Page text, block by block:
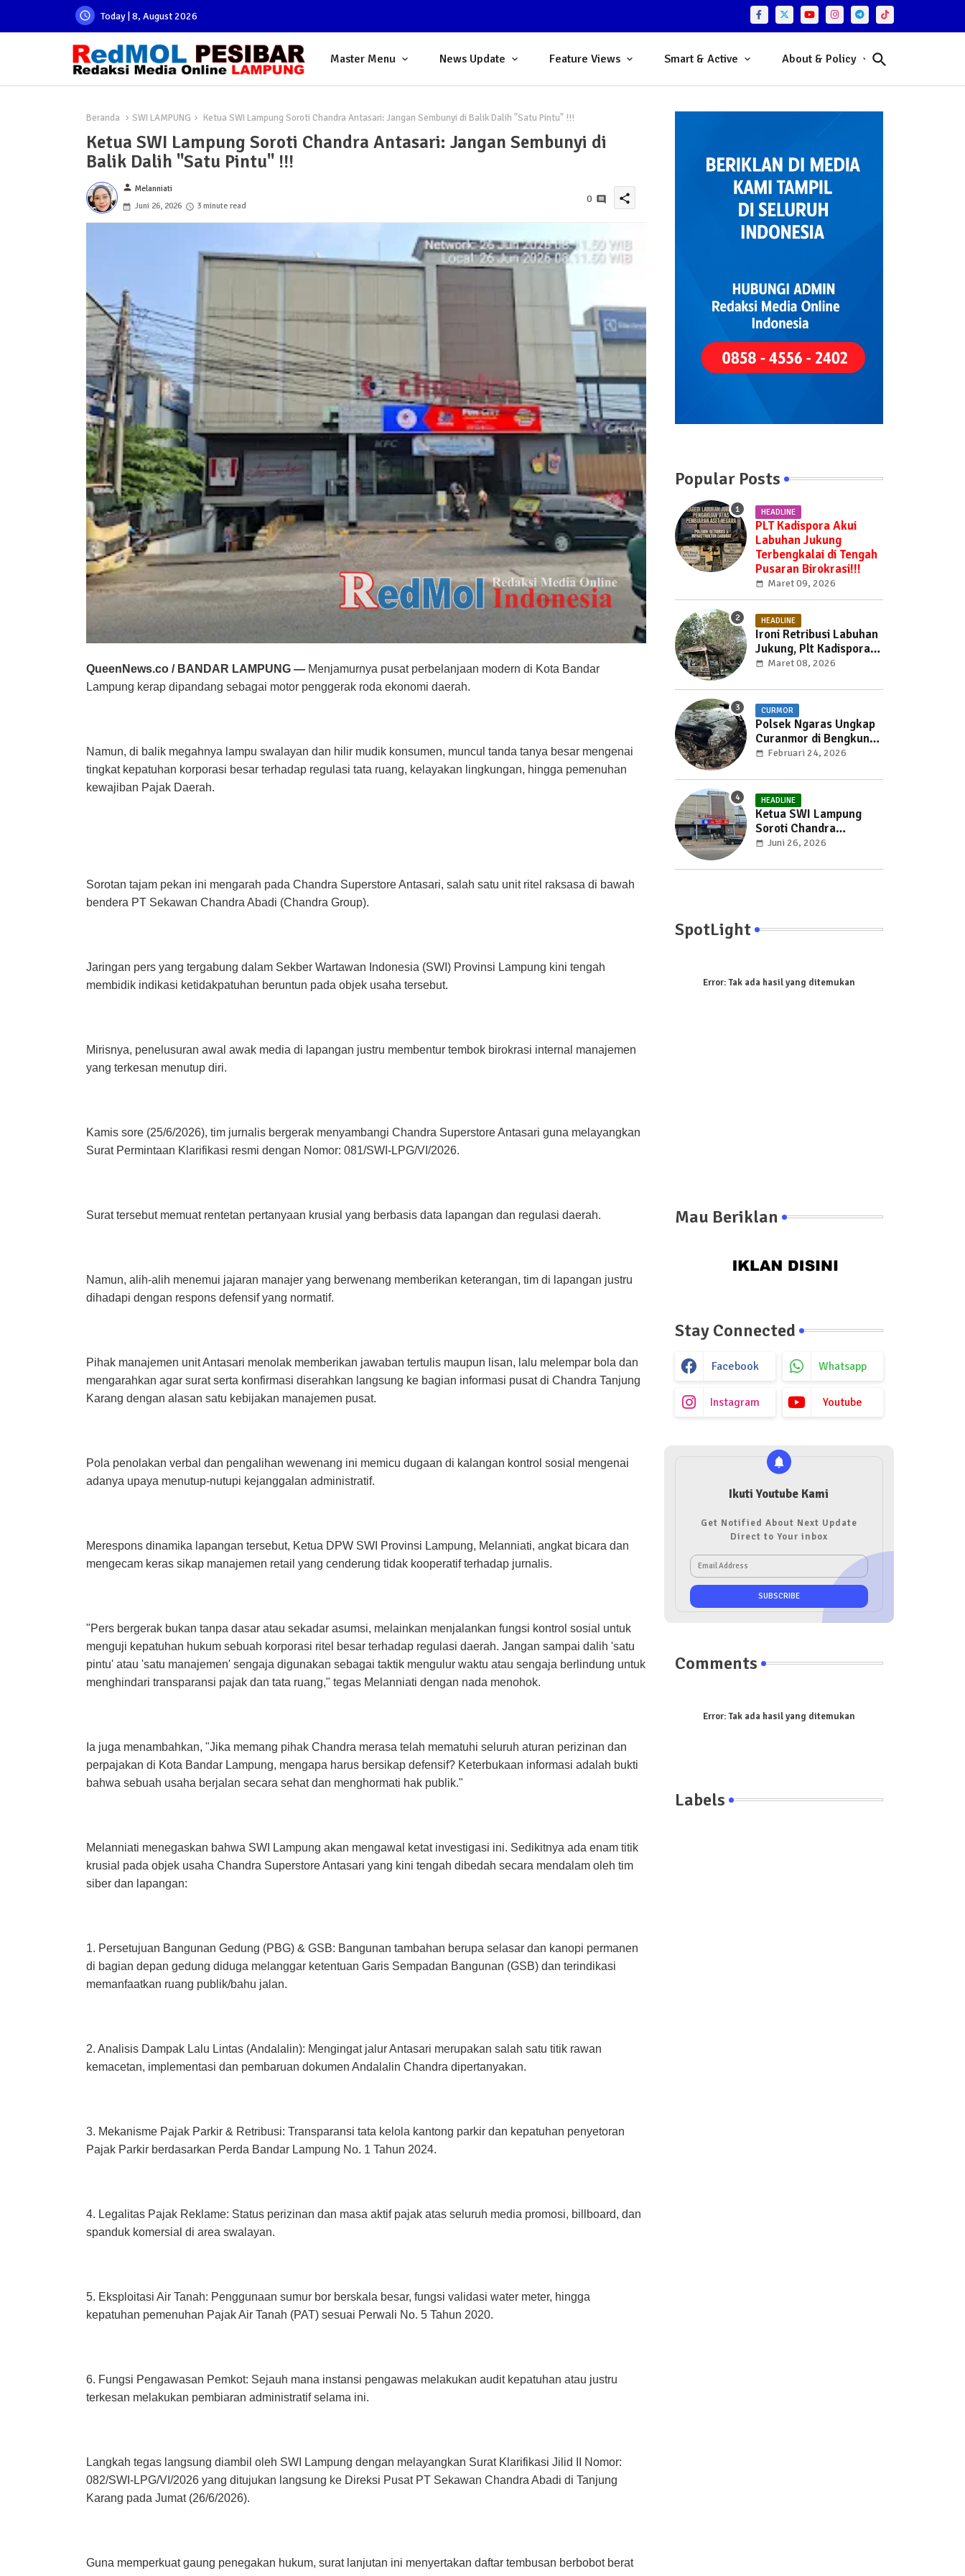
Today | 8, August 2026
Master Menu News Update Feature Views Smart & Active About & Policy
Beranda SWI LAMPUNG Ketua SWI Lampung Soroti Chandra Antasari: Jangan Sembunyi di Balik Dalih "Satu Pintu" !!!
Ketua SWI Lampung Soroti Chandra Antasari: Jangan Sembunyi di
Balik Dalih "Satu Pintu" !!!
person Melanniati
Juni 26, 2026
3 minute read
0 share
QueenNews.co / BANDAR LAMPUNG —Menjamurnya pusat perbelanjaan modern di Kota Bandar
Lampung kerap dipandang sebagai motor penggerak roda ekonomi daerah.
Namun, di balik megahnya lampu swalayan dan hilir mudik konsumen, muncul tanda tanya besar mengenai
tingkat kepatuhan korporasi besar terhadap regulasi tata ruang, kelayakan lingkungan, hingga pemenuhan
kewajiban Pajak Daerah.
Sorotan tajam pekan ini mengarah pada Chandra Superstore Antasari, salah satu unit ritel raksasa di bawah
bendera PT Sekawan Chandra Abadi (Chandra Group).
Jaringan pers yang tergabung dalam Sekber Wartawan Indonesia (SWI) Provinsi Lampung kini tengah
membidik indikasi ketidakpatuhan beruntun pada objek usaha tersebut.
Mirisnya, penelusuran awal awak media di lapangan justru membentur tembok birokrasi internal manajemen
yang terkesan menutup diri.
Kamis sore (25/6/2026), tim jurnalis bergerak menyambangi Chandra Superstore Antasari guna melayangkan
Surat Permintaan Klarifikasi resmi dengan Nomor: 081/SWI-LPG/VI/2026.
Surat tersebut memuat rentetan pertanyaan krusial yang berbasis data lapangan dan regulasi daerah.
Namun, alih-alih menemui jajaran manajer yang berwenang memberikan keterangan, tim di lapangan justru
dihadapi dengan respons defensif yang normatif.
Pihak manajemen unit Antasari menolak memberikan jawaban tertulis maupun lisan, lalu melempar bola dan
mengarahkan agar surat serta konfirmasi diserahkan langsung ke bagian informasi pusat di Chandra Tanjung
Karang dengan alasan satu kebijakan manajemen pusat.
Pola penolakan verbal dan pengalihan wewenang ini memicu dugaan di kalangan kontrol sosial mengenai
adanya upaya menutup-nutupi kejanggalan administratif.
Merespons dinamika lapangan tersebut, Ketua DPW SWI Provinsi Lampung, Melanniati, angkat bicara dan
mengecam keras sikap manajemen retail yang cenderung tidak kooperatif terhadap jurnalis.
"Pers bergerak bukan tanpa dasar atau sekadar asumsi, melainkan menjalankan fungsi kontrol sosial untuk
menguji kepatuhan hukum sebuah korporasi ritel besar terhadap regulasi daerah. Jangan sampai dalih 'satu
pintu' atau 'satu manajemen' sengaja digunakan sebagai taktik mengulur waktu atau sengaja berlindung untuk
menghindari transparansi pajak dan tata ruang," tegas Melanniati dengan nada menohok.
Ia juga menambahkan, "Jika memang pihak Chandra merasa telah mematuhi seluruh aturan perizinan dan
perpajakan di Kota Bandar Lampung, mengapa harus bersikap defensif? Keterbukaan informasi adalah bukti
bahwa sebuah usaha berjalan secara sehat dan menghormati hak publik."
Melanniati menegaskan bahwa SWI Lampung akan mengawal ketat investigasi ini. Sedikitnya ada enam titik
krusial pada objek usaha Chandra Superstore Antasari yang kini tengah dibedah secara mendalam oleh tim
siber dan lapangan:
1. Persetujuan Bangunan Gedung (PBG) & GSB: Bangunan tambahan berupa selasar dan kanopi permanen
di bagian depan gedung diduga melanggar ketentuan Garis Sempadan Bangunan (GSB) dan terindikasi
memanfaatkan ruang publik/bahu jalan.
2. Analisis Dampak Lalu Lintas (Andalalin): Mengingat jalur Antasari merupakan salah satu titik rawan
kemacetan, implementasi dan pembaruan dokumen Andalalin Chandra dipertanyakan.
3. Mekanisme Pajak Parkir & Retribusi: Transparansi tata kelola kantong parkir dan kepatuhan penyetoran
Pajak Parkir berdasarkan Perda Bandar Lampung No. 1 Tahun 2024.
4. Legalitas Pajak Reklame: Status perizinan dan masa aktif pajak atas seluruh media promosi, billboard, dan
spanduk komersial di area swalayan.
5. Eksploitasi Air Tanah: Penggunaan sumur bor berskala besar, fungsi validasi water meter, hingga
kepatuhan pemenuhan Pajak Air Tanah (PAT) sesuai Perwali No. 5 Tahun 2020.
6. Fungsi Pengawasan Pemkot: Sejauh mana instansi pengawas melakukan audit kepatuhan atau justru
terkesan melakukan pembiaran administratif selama ini.
Langkah tegas langsung diambil oleh SWI Lampung dengan melayangkan Surat Klarifikasi Jilid II Nomor:
082/SWI-LPG/VI/2026 yang ditujukan langsung ke Direksi Pusat PT Sekawan Chandra Abadi di Tanjung
Karang pada Jumat (26/6/2026).
Guna memperkuat gaung penegakan hukum, surat lanjutan ini menyertakan daftar tembusan berbobot berat
Popular Posts
HEADLINE
PLT Kadispora Akui
Labuhan Jukung
Terbengkalai di Tengah
Pusaran Birokrasi!!!
Maret 09, 2026
HEADLINE
Ironi Retribusi Labuhan
Jukung, Plt Kadispora
Beri Jawaban Normatif
tahun
Maret 08, 2026
CURMOR
Polsek Ngaras Ungkap
Curanmor di Bengkunat,
Pelaku dan Penadah
Februari 24, 2026
HEADLINE
Ketua SWI Lampung
Soroti Chandra
Antasari: Jangan
"Satu Pintu" !!!
Juni 26, 2026
SpotLight
Error:Tak ada hasil yang ditemukan
Mau Beriklan
Stay Connected
Facebook Whatsapp
Instagram Youtube
Ikuti Youtube Kami
Get Notified About Next Update
Direct to Your inbox
Comments
Error:Tak ada hasil yang ditemukan
Labels